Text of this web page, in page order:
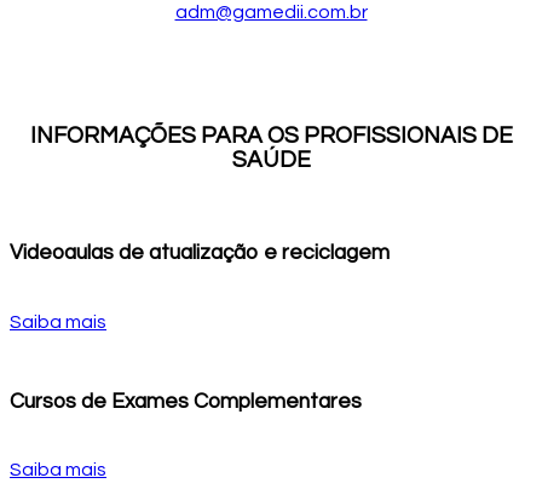
adm@gamedii.com.br
INFORMAÇÕES PARA OS PROFISSIONAIS DE
SAÚDE
Videoaulas de atualização e reciclagem
Saiba mais
Cursos de Exames Complementares
Saiba mais